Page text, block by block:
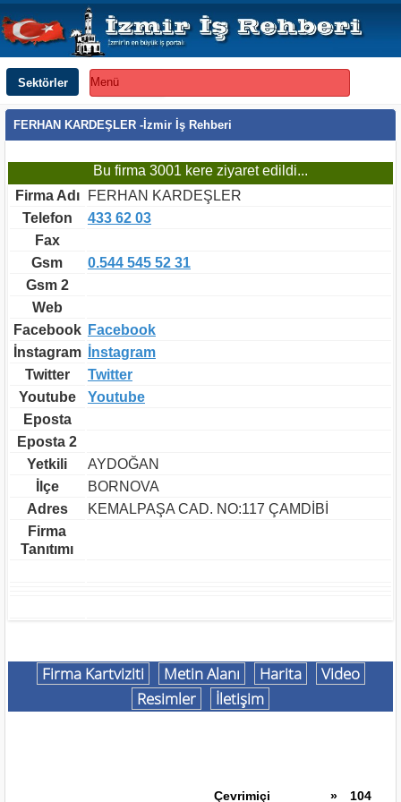
Sektörler Menü
FERHAN KARDEŞLER -İzmir İş Rehberi
Bu firma 3001 kere ziyaret edildi...
Firma Adı
FERHAN KARDEŞLER
Telefon
433 62 03
Fax
Gsm
0.544 545 52 31
Gsm 2
Web
Facebook Facebook
İnstagram
İnstagram
Twitter
Twitter
Youtube
Youtube
Eposta
Eposta 2
Yetkili
AYDOĞAN
İlçe
BORNOVA
Adres
KEMALPAŞA CAD. NO:117 ÇAMDİBİ
Firma
Tanıtımı
Firma Kartviziti Metin Alanı Harita
Video
Resimler
İletişim
Çevrimiçi » 104